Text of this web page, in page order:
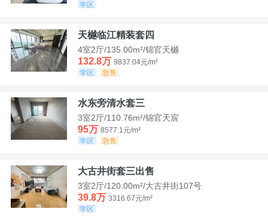
学区
天樾临江精装套四
4室2厅/135.00m²/锦官天樾
132.8万 9837.04元/m²
学区
急售
水东旁清水套三
3室2厅/110.76m²/锦官天宸
95万 8577.1元/m²
学区
急售
大古井街套三出售
3室2厅/120.00m²/大古井街107号
39.8万 3316.67元/m²
学区